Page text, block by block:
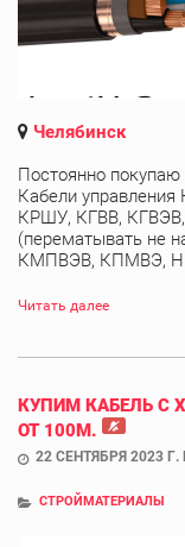
Челябинск
Постоянно покупаю
Кабели
КРШУ, КГВВ, КГВЭВ,
(перематывать не
КМПВЭВ, КПМВЭ,
Читать далее
КУПИМ КАБЕЛЬ С
ОТ 100М.
22 СЕНТЯБРЯ 2023 Г.
СТРОЙМАТЕРИАЛЫ